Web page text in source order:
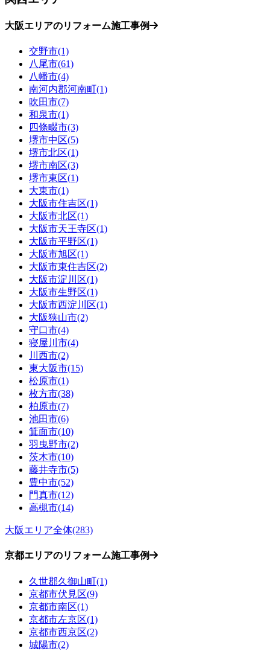
大阪エリアのリフォーム施工事例
交野市(1)
八尾市(61)
八幡市(4)
南河内郡河南町(1)
吹田市(7)
和泉市(1)
四條畷市(3)
堺市中区(5)
堺市北区(1)
堺市南区(3)
堺市東区(1)
大東市(1)
大阪市住吉区(1)
大阪市北区(1)
大阪市天王寺区(1)
大阪市平野区(1)
大阪市旭区(1)
大阪市東住吉区(2)
大阪市淀川区(1)
大阪市生野区(1)
大阪市西淀川区(1)
大阪狭山市(2)
守口市(4)
寝屋川市(4)
川西市(2)
東大阪市(15)
松原市(1)
枚方市(38)
柏原市(7)
池田市(6)
箕面市(10)
羽曳野市(2)
茨木市(10)
藤井寺市(5)
豊中市(52)
門真市(12)
高槻市(14)
大阪エリア全体(283)
京都エリアのリフォーム施工事例
久世郡久御山町(1)
京都市伏見区(9)
京都市南区(1)
京都市左京区(1)
京都市西京区(2)
城陽市(2)